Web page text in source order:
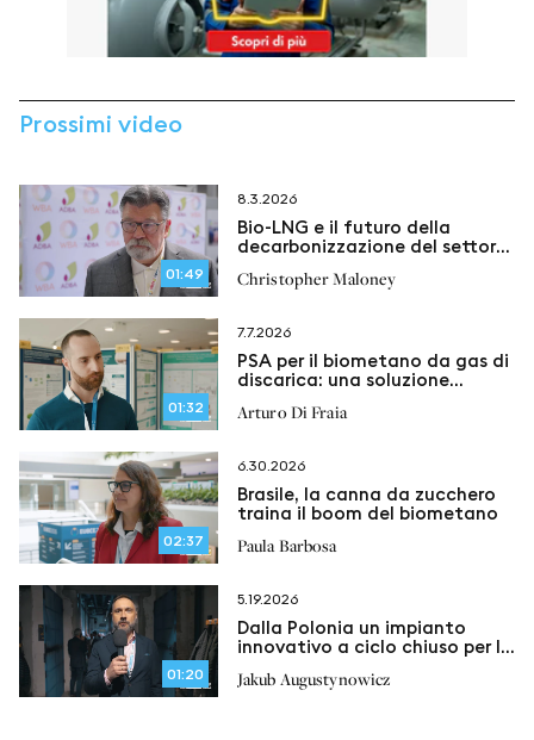
Prossimi video
01:49
8.3.2026
Bio-LNG e il futuro della
decarbonizzazione del settore
Christopher Maloney
01:32
7.7.2026
PSA per il biometano da gas di
discarica: una soluzione
metano
Arturo Di Fraia
02:37
6.30.2026
Brasile, la canna da zucchero
traina il boom del biometano
Paula Barbosa
01:20
5.19.2026
Dalla Polonia un impianto
innovativo a ciclo chiuso per la
Jakub Augustynowicz